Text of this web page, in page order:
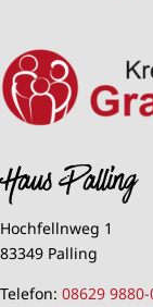
Haus Palling
Hochfellnweg 1
83349 Palling
Telefon: 08629 9880-